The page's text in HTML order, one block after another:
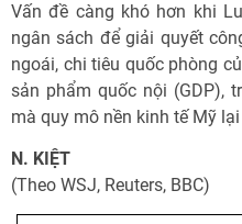
Vấn đề càng khó hơn khi
ngân sách để giải quyết
ngoái, chi tiêu quốc phòng
sản phẩm quốc nội (GDP),
mà quy mô nền kinh tế Mỹ
N. KIỆT
(Theo WSJ, Reuters, BBC)